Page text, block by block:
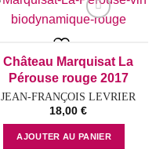
Château Marquisat La
Pérouse rouge 2017
JEAN-FRANÇOIS LEVRIER
18,00 €
AJOUTER AU PANIER